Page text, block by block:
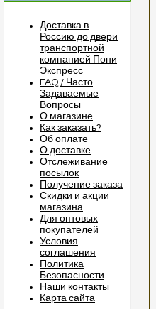
Доставка в
Россию до двери
транспортной
компанией Пони
Экспресс
FAQ / Часто
Задаваемые
Вопросы
О магазине
Как заказать?
Об оплате
О доставке
Отслеживание
посылок
Получение заказа
Скидки и акции
магазина
Для оптовых
покупателей
Условия
соглашения
Политика
Безопасности
Наши контакты
Карта сайта